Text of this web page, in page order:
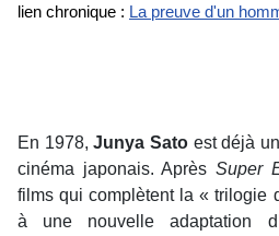
lien chronique : La preuve d'un
En 1978,Junya Satoest déjà
cinéma japonais. Après Super
films qui complètent la « trilogie
à une nouvelle adaptation